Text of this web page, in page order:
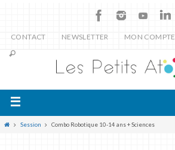
CONTACT NEWSLETTER MON COMPTE
Session Combo Robotique 10-14 ans + Sciences